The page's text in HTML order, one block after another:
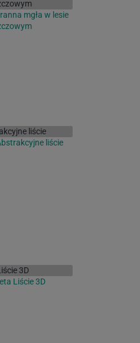
mgła w lesie
liście
Liście 3D